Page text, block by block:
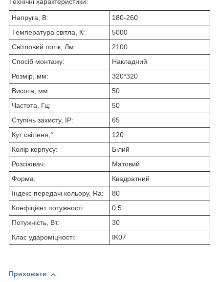
Технічні характеристики:
Напруга, В:
180-260
Температура світла, К:
5000
Світловий потік, Лм:
2100
Спосіб монтажу:
Накладний
Розмір, мм:
320*320
Висота, мм:
50
Частота, Гц:
50
Ступінь захисту, IP:
65
Кут світіння,°
120
Колір корпусу:
Білий
Розсіювач:
Матовий
Форма:
Квадратний
Індекс передачі кольору, Ra:
80
Коефіцієнт потужності:
0,5
Потужність, Вт:
30
Клас удароміцності:
IK07
Приховати